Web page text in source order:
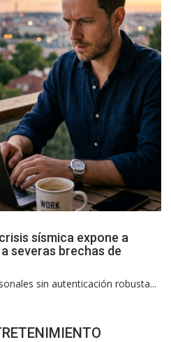
sísmica expone a
severas brechas de
sin autenticación robusta...